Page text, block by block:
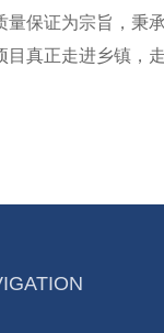
量保证为宗旨，秉
真正走进乡镇，